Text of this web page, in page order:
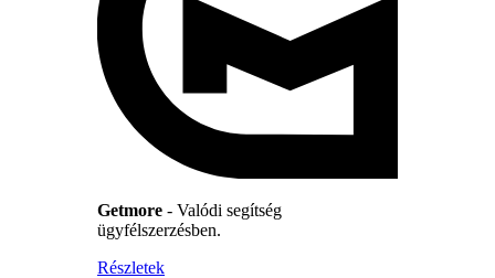
Getmore - Valódi segítség
ügyfélszerzésben.
Részletek